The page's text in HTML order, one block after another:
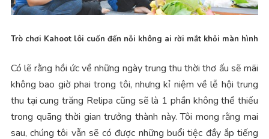
Trò chơi Kahoot lôi cuốn đến nỗi không ai rời mắt khỏi màn hình
Có lẽ rằng hồi ức về những ngày trung thu thời thơ ấu sẽ mãi
không bao giờ phai trong tôi, nhưng kỉ niệm về lễ hội trung
thu tại cung trăng Relipa cũng sẽ là 1 phần không thể thiếu
trong quãng thời gian trưởng thành này. Tôi mong rằng mai
sau, chúng tôi vẫn sẽ có được những buổi tiệc đầy ắp tiếng